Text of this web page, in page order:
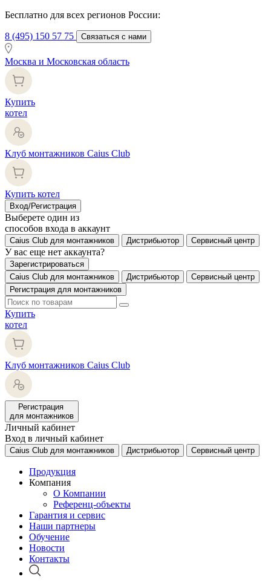
Бесплатно для всех регионов России:
8 (495) 150 57 75 Связаться с нами
Москва и Московская область
Купить
котел
Клуб монтажников Caius Club
Купить котел
Вход/Регистрация
Выберете один из
способов входа в аккаунт
Caius Club для монтажников Дистрибьютор Сервисный центр
У вас еще нет аккаунта?
Зарегистрироваться
Caius Club для монтажников
Дистрибьютор
Сервисный центр
Регистрация для монтажников
Купить
котел
Клуб монтажников Caius Club
Регистрация
для монтажников
Личный кабинет
Вход в личный кабинет
Caius Club для монтажников Дистрибьютор Сервисный центр
Продукция
Компания
О Компании
Референц-объекты
Гарантия и сервис
Наши партнеры
Обучение
Новости
Контакты